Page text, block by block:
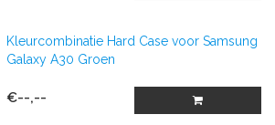
Kleurcombinatie Hard Case voor Samsung
Galaxy A30 Groen
€--,--